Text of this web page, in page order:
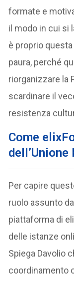
formate e
il modo in cui si
è proprio questa
paura, perché
riorganizzare la
scardinare il
resistenza
Come
dell’Unione
Per capire
ruolo assunto
piattaforma di
delle istanze
Spiega Davolio
coordinamento